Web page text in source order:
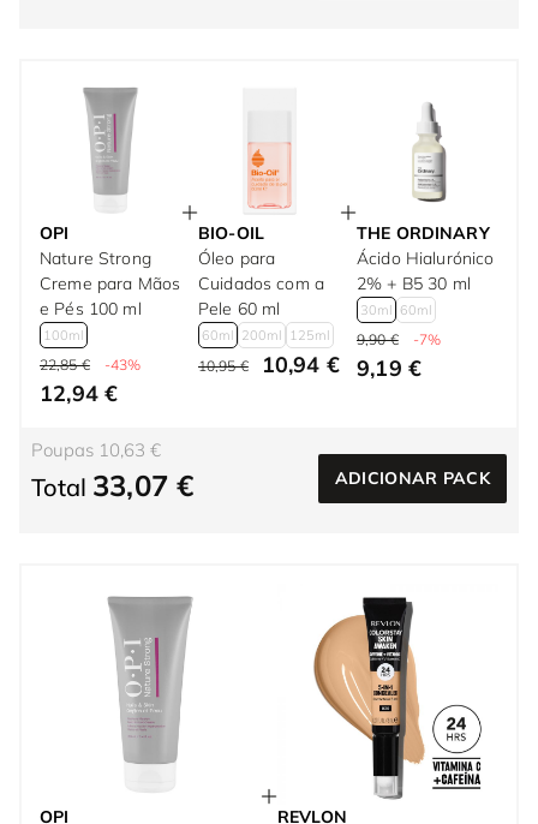
OPI
Nature Strong
Creme para Mãos
e Pés 100 ml
100ml
22,85 € -43%
12,94 €
BIO-OIL
Óleo para
Cuidados com a
Pele 60 ml
60ml 200ml 125ml
10,95 € 10,94 €
THE ORDINARY
Ácido Hialurónico
2% + B5 30 ml
30ml 60ml
9,90 € -7%
9,19 €
Poupas 10,63 €
Total 33,07 € ADICIONAR PACK
OPI REVLON